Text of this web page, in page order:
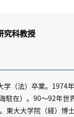
究科教授
（法）卒業。1974
駐在）。90～92年世
東大大学院（経）博